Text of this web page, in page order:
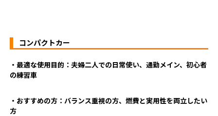
コンパクトカー
・最適な使用目的：夫婦二人での日常使い、通勤メイン、初心者
の練習車
・おすすめの方：バランス重視の方、燃費と実用性を両立したい
方